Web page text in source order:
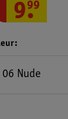
9.
99
06 Nude